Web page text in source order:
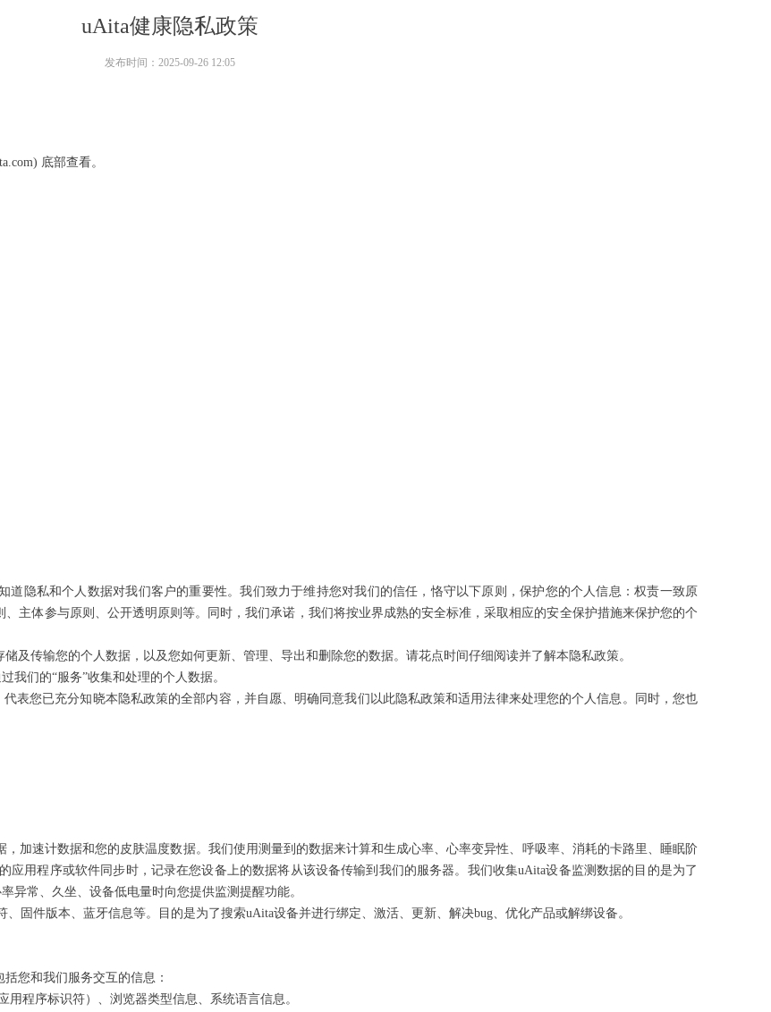
uAita健康隐私政策
底部查看。
隐私和个人数据对我们客户的重要性。我们致力于维持您对我们的信任，恪守以下原则，保护您的个人信息：权责一致原
主体参与原则、公开透明原则等。同时，我们承诺，我们将按业界成熟的安全标准，采取相应的安全保护措施来保护您的个
及传输您的个人数据，以及您如何更新、管理、导出和删除您的数据。请花点时间仔细阅读并了解本隐私政策。
我们的“服务”收集和处理的个人数据。
表您已充分知晓本隐私政策的全部内容，并自愿、明确同意我们以此隐私政策和适用法律来处理您的个人信息。同时，您也
加速计数据和您的皮肤温度数据。我们使用测量到的数据来计算和生成心率、心率变异性、呼吸率、消耗的卡路里、睡眠阶
应用程序或软件同步时，记录在您设备上的数据将从该设备传输到我们的服务器。我们收集uAita设备监测数据的目的是为了
异常、久坐、设备低电量时向您提供监测提醒功能。
固件版本、蓝牙信息等。目的是为了搜索uAita设备并进行绑定、激活、更新、解决bug、优化产品或解绑设备。
您和我们服务交互的信息：
程序标识符）、浏览器类型信息、系统语言信息。
发布时间： 2025-09-26 12:05